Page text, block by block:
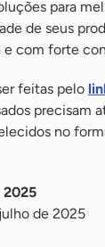
para
de seus
com forte
feitas pelo
precisam
no
2025
de 2025